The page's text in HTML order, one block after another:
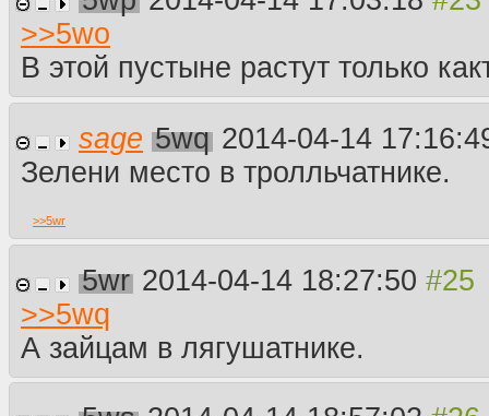
>>5wo
В этой пустыне растут только
sage 5wq 2014-04-14
Зелени место в тролльчатнике.
>>5wr
5wr 2014-04-14 18:27:50
>>5wq
А зайцам в лягушатнике.